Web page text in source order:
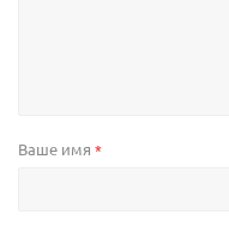
Ваше имя *